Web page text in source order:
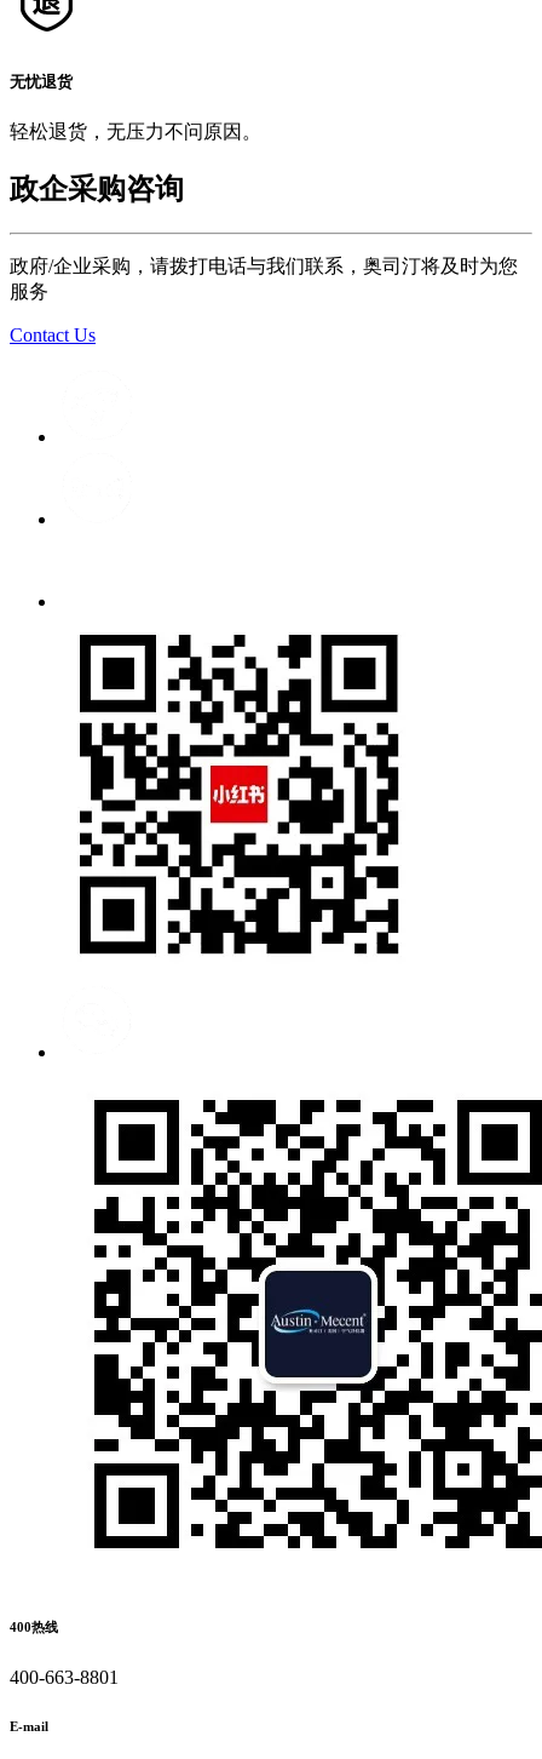
无忧退货
轻松退货，无压力不问原因。
政企采购咨询
政府/企业采购，请拨打电话与我们联系，奥司汀将及时为您
服务
Contact Us
400热线
400-663-8801
E-mail